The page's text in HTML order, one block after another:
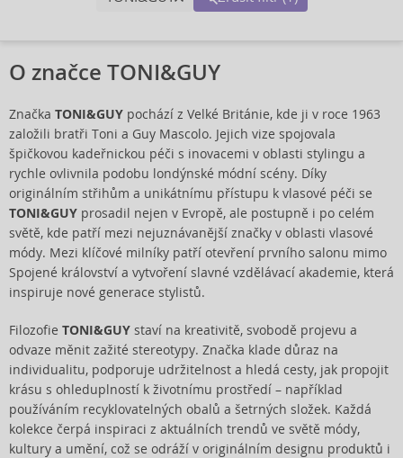
O značce TONI&GUY
Značka TONI&GUY pochází z Velké Británie, kde ji v roce 1963
založili bratři Toni a Guy Mascolo. Jejich vize spojovala
špičkovou kadeřnickou péči s inovacemi v oblasti stylingu a
rychle ovlivnila podobu londýnské módní scény. Díky
originálním střihům a unikátnímu přístupu k vlasové péči se
TONI&GUY prosadil nejen v Evropě, ale postupně i po celém
světě, kde patří mezi nejuznávanější značky v oblasti vlasové
módy. Mezi klíčové milníky patří otevření prvního salonu mimo
Spojené království a vytvoření slavné vzdělávací akademie, která
inspiruje nové generace stylistů.
Filozofie TONI&GUY staví na kreativitě, svobodě projevu a
odvaze měnit zažité stereotypy. Značka klade důraz na
individualitu, podporuje udržitelnost a hledá cesty, jak propojit
krásu s ohleduplností k životnímu prostředí – například
používáním recyklovatelných obalů a šetrných složek. Každá
kolekce čerpá inspiraci z aktuálních trendů ve světě módy,
kultury a umění, což se odráží v originálním designu produktů i